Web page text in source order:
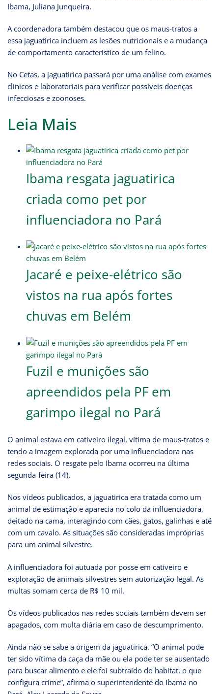
Ibama, Juliana Junqueira.
A coordenadora também destacou que os maus-tratos a
essa jaguatirica incluem as lesões nutricionais e a mudança
de comportamento característico de um felino.
No Cetas, a jaguatirica passará por uma análise com exames
clínicos e laboratoriais para verificar possíveis doenças
infecciosas e zoonoses.
Leia Mais
Ibama resgata jaguatirica
criada como pet por
influenciadora no Pará
Jacaré e peixe-elétrico são
vistos na rua após fortes
chuvas em Belém
Fuzil e munições são
apreendidos pela PF em
garimpo ilegal no Pará
O animal estava em cativeiro ilegal, vítima de maus-tratos e
tendo a imagem explorada por uma influenciadora nas
redes sociais. O resgate pelo Ibama ocorreu na última
segunda-feira (14).
Nos vídeos publicados, a jaguatirica era tratada como um
animal de estimação e aparecia no colo da influenciadora,
deitado na cama, interagindo com cães, gatos, galinhas e até
com um cavalo. As situações são consideradas impróprias
para um animal silvestre.
A influenciadora foi autuada por posse em cativeiro e
exploração de animais silvestres sem autorização legal. As
multas somam cerca de R$ 10 mil.
Os vídeos publicados nas redes sociais também devem ser
apagados, com multa diária em caso de descumprimento.
Ainda não se sabe a origem da jaguatirica. “O animal pode
ter sido vítima da caça da mãe ou ela pode ter se ausentado
para buscar alimento e ele foi subtraído do habitat, o que
configura crime”, afirma o superintendente do Ibama no